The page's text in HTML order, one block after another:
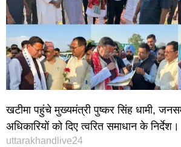
खटीमा पहुंचे मुख्यमंत्री पुष्कर सिंह धामी,
अधिकारियों को दिए त्वरित समाधान के निर्देश।
uttarakhandlive24